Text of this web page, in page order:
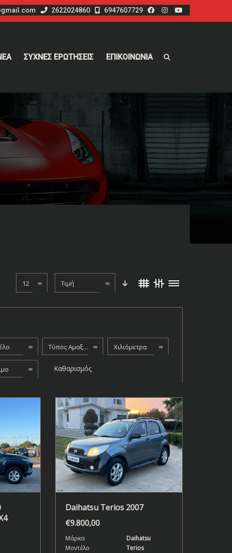
2622024860 6947607729
ΣΥΧΝΕΣ ΕΡΩΤΗΣΕΙΣ ΕΠΙΚΟΙΝΩΝΙΑ
12 Τιμή
Τύπος Αμαξώματος Χιλιόμετρα
Καθαρισμός
Daihatsu Terios 2007
€9.800,00
Μάρκα
Daihatsu
Μοντέλο
Terios